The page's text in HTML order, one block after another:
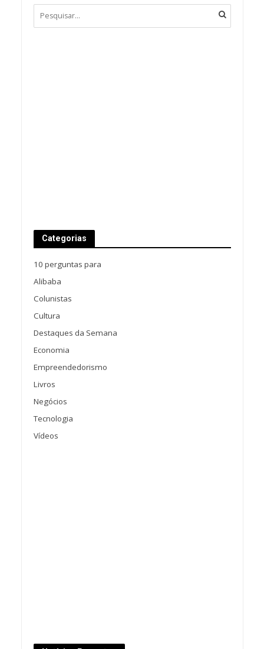
Categorias
10 perguntas para
Alibaba
Colunistas
Cultura
Destaques da Semana
Economia
Empreendedorismo
Livros
Negócios
Tecnologia
Vídeos